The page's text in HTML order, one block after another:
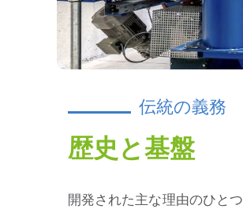
伝統の義務
歴史と基盤
開発された主な理由のひと